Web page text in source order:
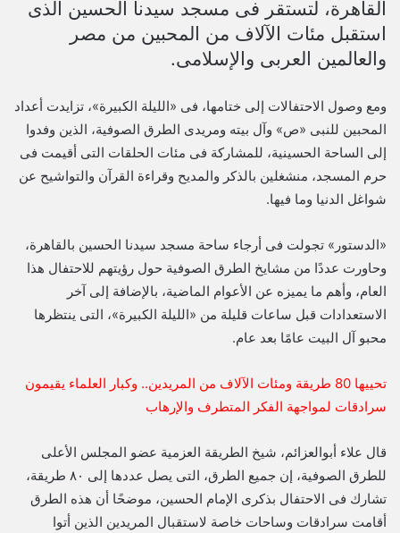
القاهرة، لتستقر فى مسجد سيدنا الحسين الذى
استقبل مئات الآلاف من المحبين من مصر
والعالمين العربى والإسلامى.
ومع وصول الاحتفالات إلى ختامها، فى «الليلة الكبيرة»، تزايدت أعداد
المحبين للنبى «ص» وآل بيته ومريدى الطرق الصوفية، الذين وفدوا
إلى الساحة الحسينية، للمشاركة فى مئات الحلقات التى أقيمت فى
حرم المسجد، منشغلين بالذكر والمديح وقراءة القرآن والتواشيح عن
شواغل الدنيا وما فيها.
«الدستور» تجولت فى أرجاء ساحة مسجد سيدنا الحسين بالقاهرة،
وحاورت عددًا من مشايخ الطرق الصوفية حول رؤيتهم للاحتفال هذا
العام، وأهم ما يميزه عن الأعوام الماضية، بالإضافة إلى آخر
الاستعدادات قبل ساعات قليلة من «الليلة الكبيرة»، التى ينتظرها
محبو آل البيت عامًا بعد عام.
تحييها 80 طريقة ومئات الآلاف من المريدين.. وكبار العلماء يقيمون
سرادقات لمواجهة الفكر المتطرف والإرهاب
قال علاء أبوالعزائم، شيخ الطريقة العزمية عضو المجلس الأعلى
للطرق الصوفية، إن جميع الطرق، التى يصل عددها إلى ٨٠ طريقة،
تشارك فى الاحتفال بذكرى الإمام الحسين، موضحًا أن هذه الطرق
أقامت سرادقات وساحات خاصة لاستقبال المريدين الذين أتوا